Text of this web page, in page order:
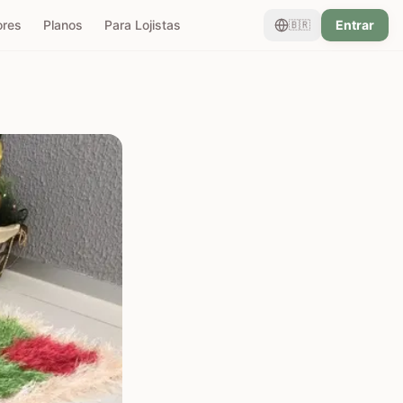
Planos Para Lojistas 🇧🇷 Entrar